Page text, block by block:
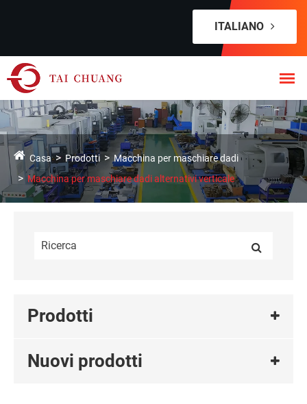
ITALIANO
Casa Prodotti
Macchina per maschiare dadi
Macchina per maschiare dadi alternativi verticale
Prodotti
Nuovi prodotti